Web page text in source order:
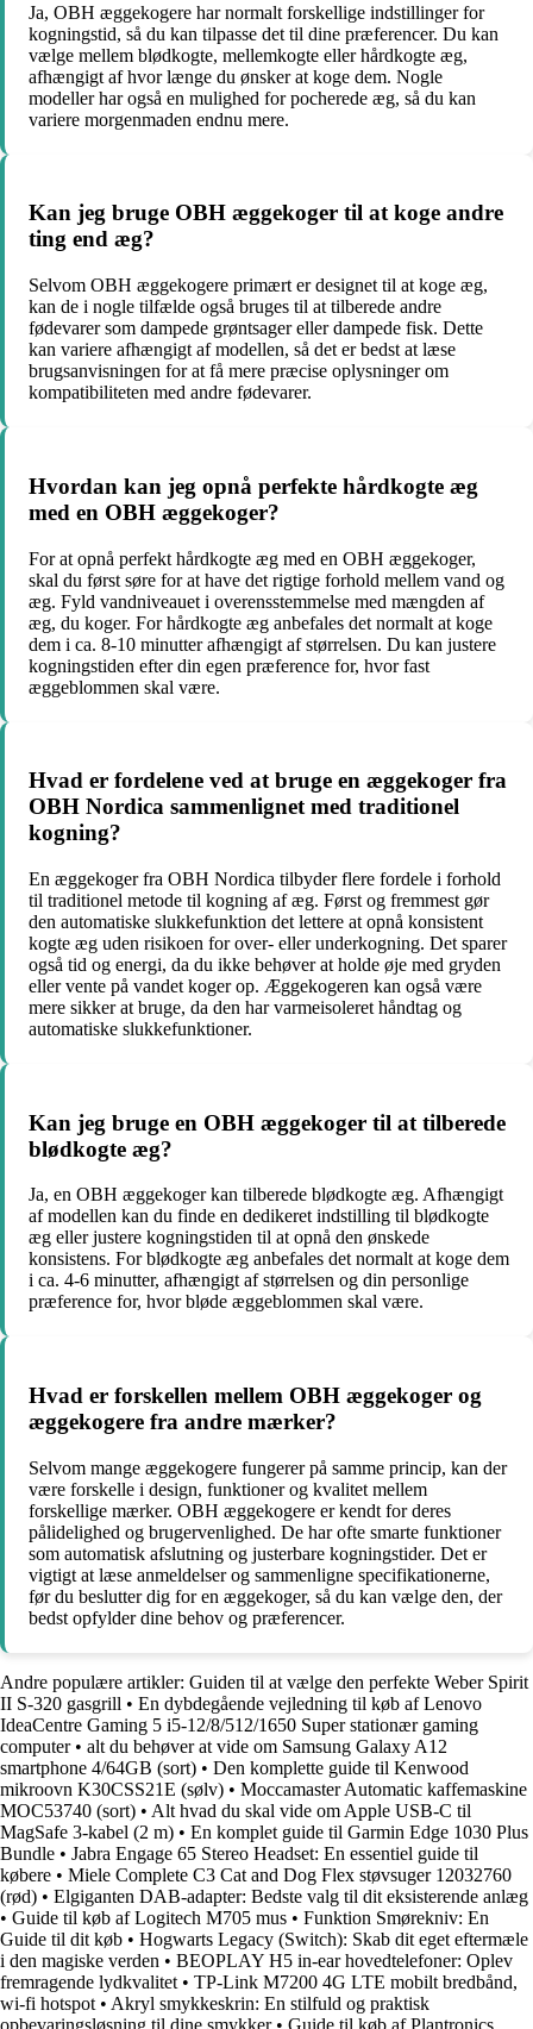
Ja, OBH æggekogere har normalt forskellige indstillinger for
kogningstid, så du kan tilpasse det til dine præferencer. Du kan
vælge mellem blødkogte, mellemkogte eller hårdkogte æg,
afhængigt af hvor længe du ønsker at koge dem. Nogle
modeller har også en mulighed for pocherede æg, så du kan
variere morgenmaden endnu mere.
Kan jeg bruge OBH æggekoger til at koge andre
ting end æg?
Selvom OBH æggekogere primært er designet til at koge æg,
kan de i nogle tilfælde også bruges til at tilberede andre
fødevarer som dampede grøntsager eller dampede fisk. Dette
kan variere afhængigt af modellen, så det er bedst at læse
brugsanvisningen for at få mere præcise oplysninger om
kompatibiliteten med andre fødevarer.
Hvordan kan jeg opnå perfekte hårdkogte æg
med en OBH æggekoger?
For at opnå perfekt hårdkogte æg med en OBH æggekoger,
skal du først søre for at have det rigtige forhold mellem vand og
æg. Fyld vandniveauet i overensstemmelse med mængden af
æg, du koger. For hårdkogte æg anbefales det normalt at koge
dem i ca. 8-10 minutter afhængigt af størrelsen. Du kan justere
kogningstiden efter din egen præference for, hvor fast
æggeblommen skal være.
Hvad er fordelene ved at bruge en æggekoger fra
OBH Nordica sammenlignet med traditionel
kogning?
En æggekoger fra OBH Nordica tilbyder flere fordele i forhold
til traditionel metode til kogning af æg. Først og fremmest gør
den automatiske slukkefunktion det lettere at opnå konsistent
kogte æg uden risikoen for over- eller underkogning. Det sparer
også tid og energi, da du ikke behøver at holde øje med gryden
eller vente på vandet koger op. Æggekogeren kan også være
mere sikker at bruge, da den har varmeisoleret håndtag og
automatiske slukkefunktioner.
Kan jeg bruge en OBH æggekoger til at tilberede
blødkogte æg?
Ja, en OBH æggekoger kan tilberede blødkogte æg. Afhængigt
af modellen kan du finde en dedikeret indstilling til blødkogte
æg eller justere kogningstiden til at opnå den ønskede
konsistens. For blødkogte æg anbefales det normalt at koge dem
i ca. 4-6 minutter, afhængigt af størrelsen og din personlige
præference for, hvor bløde æggeblommen skal være.
Hvad er forskellen mellem OBH æggekoger og
æggekogere fra andre mærker?
Selvom mange æggekogere fungerer på samme princip, kan der
være forskelle i design, funktioner og kvalitet mellem
forskellige mærker. OBH æggekogere er kendt for deres
pålidelighed og brugervenlighed. De har ofte smarte funktioner
som automatisk afslutning og justerbare kogningstider. Det er
vigtigt at læse anmeldelser og sammenligne specifikationerne,
før du beslutter dig for en æggekoger, så du kan vælge den, der
bedst opfylder dine behov og præferencer.
Andre populære artikler: Guiden til at vælge den perfekte Weber Spirit
II S-320 gasgrill • En dybdegående vejledning til køb af Lenovo
IdeaCentre Gaming 5 i5-12/8/512/1650 Super stationær gaming
computer• alt du behøver at vide om Samsung Galaxy A12
smartphone 4/64GB (sort) • Den komplette guide til Kenwood
mikroovn K30CSS21E (sølv) • Moccamaster Automatic kaffemaskine
MOC53740 (sort) • Alt hvad du skal vide om Apple USB-C til
MagSafe 3-kabel (2 m) • En komplet guide til Garmin Edge 1030 Plus
Bundle • Jabra Engage 65 Stereo Headset: En essentiel guide til
købere • Miele Complete C3 Cat and Dog Flex støvsuger 12032760
(rød) • Elgiganten DAB-adapter: Bedste valg til dit eksisterende anlæg
• Guide til køb af Logitech M705 mus • Funktion Smørekniv: En
Guide til dit køb • Hogwarts Legacy (Switch): Skab dit eget eftermæle
i den magiske verden • BEOPLAY H5 in-ear hovedtelefoner: Oplev
fremragende lydkvalitet • TP-Link M7200 4G LTE mobilt bredbånd,
wi-fi hotspot • Akryl smykkeskrin: En stilfuld og praktisk
opbevaringsløsning til dine smykker• Guide til køb af Plantronics